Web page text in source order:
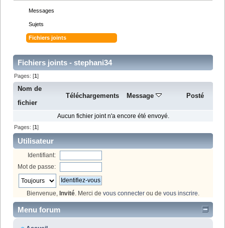
Messages
Sujets
Fichiers joints
Fichiers joints - stephani34
Pages: [1]
Nom de
fichier
Téléchargements Message Posté
Aucun fichier joint n'a encore été envoyé.
Pages: [1]
Utilisateur
Identifiant:
Mot de passe:
Bienvenue, Invité. Merci de vous connecter ou de vous inscrire.
Menu forum